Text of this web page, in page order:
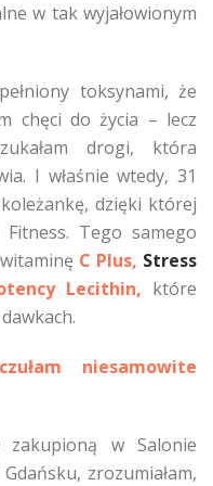
w tak wyjałowionym
toksynami, że
chęci do życia – lecz
drogi, która
I właśnie wtedy, 31
dzięki której
Tego samego
C Plus, Stress
Lecithin, które
niesamowite
zakupioną w Salonie
zrozumiałam,